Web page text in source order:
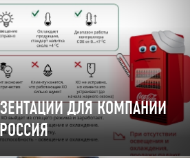
ДЛЯ КОМПАНИИ
РОССИЯ